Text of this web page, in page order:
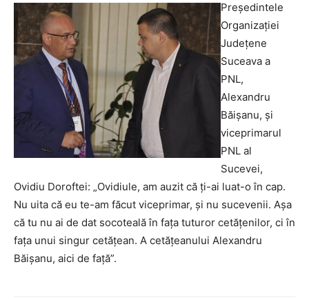
Preşedintele
Organizaţiei
Judeţene
Suceava a
PNL,
Alexandru
Băişanu, şi
viceprimarul
PNL al
Sucevei,
Ovidiu Doroftei: „Ovidiule, am auzit că ţi-ai luat-o în cap.
Nu uita că eu te-am făcut viceprimar, şi nu sucevenii. Aşa
că tu nu ai de dat socoteală în faţa tuturor cetăţenilor, ci în
faţa unui singur cetăţean. A cetăţeanului Alexandru
Băişanu, aici de faţă”.